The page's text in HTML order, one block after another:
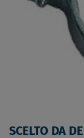
SCELTO DA